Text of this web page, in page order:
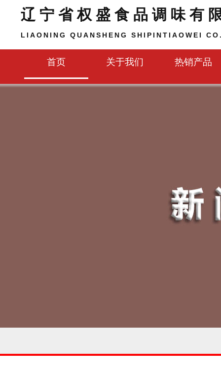
辽宁省权盛食品调味有
LIAONING QUANSHENG SHIPINTIAOWEI
首页 关于我们 热销产品